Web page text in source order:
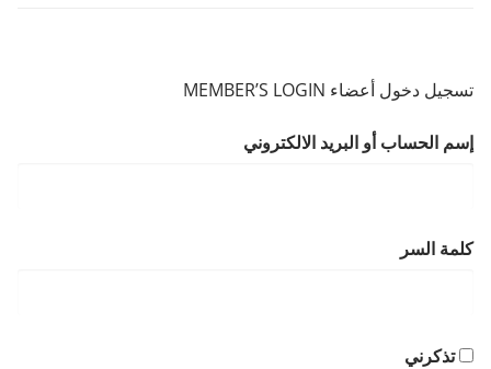
تسجيل دخول أعضاء MEMBER’S LOGIN
إسم الحساب أو البريد الالكتروني
كلمة السر
تذكرني